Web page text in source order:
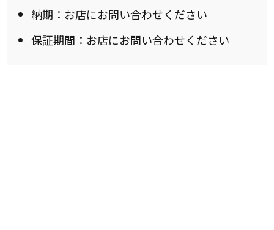
納期：お店にお問い合わせください
保証期間：お店にお問い合わせください